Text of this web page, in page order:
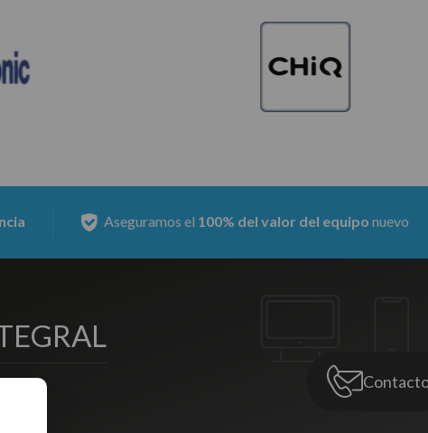
el 100% del valor del equiponuevo Nuestras